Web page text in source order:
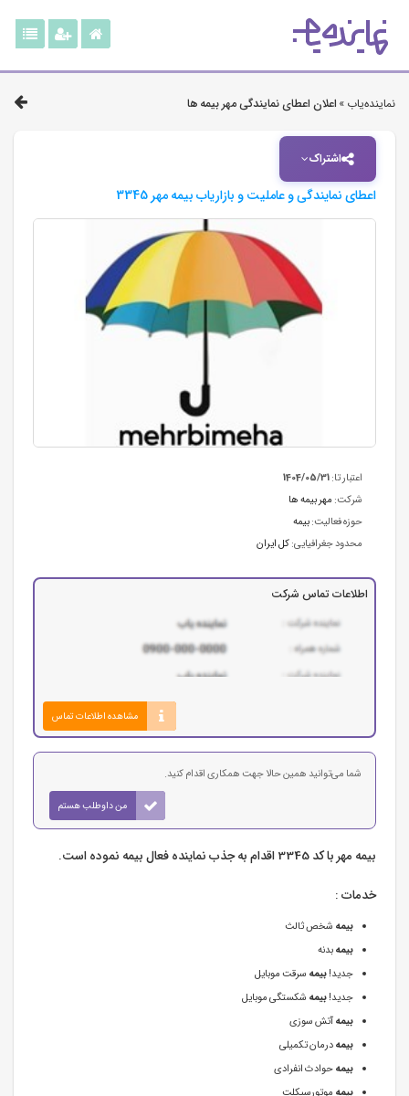
نماینده‌یاب » اعلان اعطای نمایندگی مهر بیمه ها
اشتراک
اعطای نمایندگی و عاملیت و بازاریاب بیمه مهر 3345
اعتبار تا:1404/05/31
شرکت: مهر بیمه ها
حوزه فعالیت:بیمه
محدود جغرافیایی:کل ایران
اطلاعات تماس شرکت
مشاهده اطلاعات تماس
شما می‌توانید همین حالا جهت همکاری اقدام کنید.
من داوطلب هستم
بیمه مهر با کد 3345 اقدام به جذب نماینده فعال بیمه نموده است.
خدمات :
بیمه شخص ثالث
بیمهبدنه
جدید!بیمه سرقت موبایل
جدید!بیمه شکستگی موبایل
بیمهآتش سوزی
بیمهدرمان تکمیلی
بیمهحوادث انفرادی